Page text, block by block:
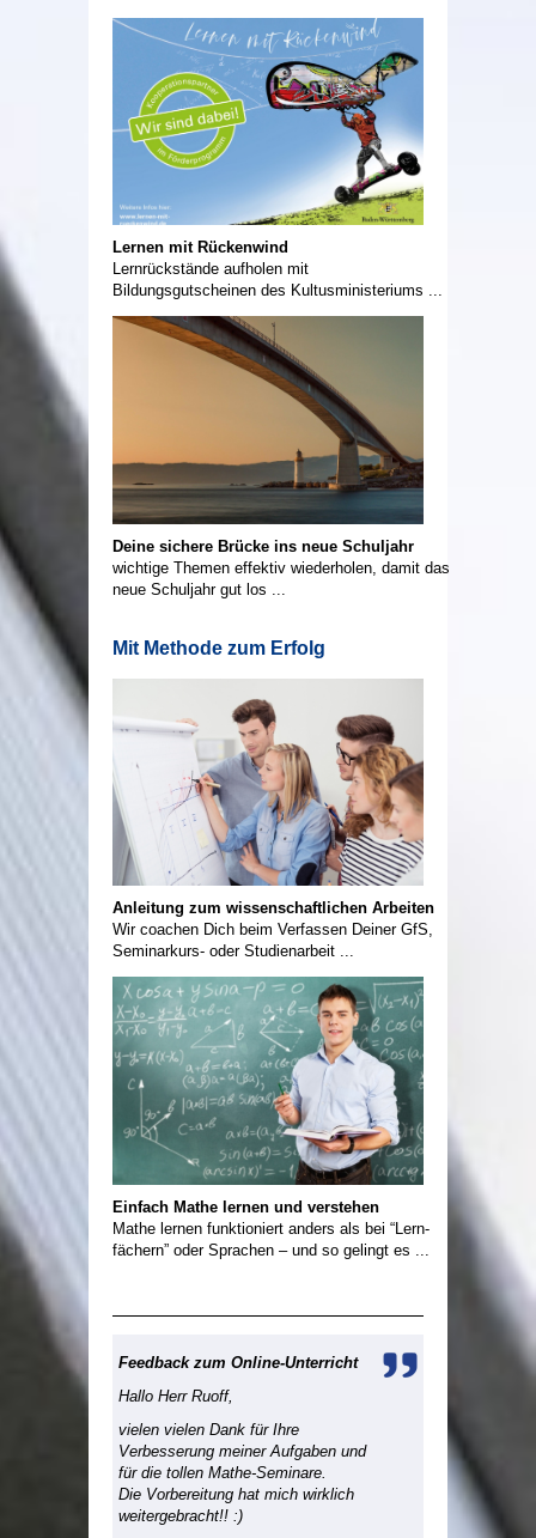
Lernen mit Rückenwind
Lernrückstände aufholen mit
Bildungsgutscheinen des Kultusministeriums ...
Deine sichere Brücke ins neue Schuljahr
wichtige Themen effektiv wiederholen, damit das
neue Schuljahr gut los ...
Mit Methode zum Erfolg
Anleitung zum wissenschaftlichen Arbeiten
Wir coachen Dich beim Verfassen Deiner GfS,
Seminarkurs- oder Studienarbeit ...
Einfach Mathe lernen und verstehen
Mathe lernen funktioniert anders als bei “Lern-
fächern” oder Sprachen – und so gelingt es ...
Feedback zum Online-Unterricht
Hallo Herr Ruoff,
vielen vielen Dank für Ihre
Verbesserung meiner Aufgaben und
für die tollen Mathe-Seminare.
Die Vorbereitung hat mich wirklich
weitergebracht!! :)